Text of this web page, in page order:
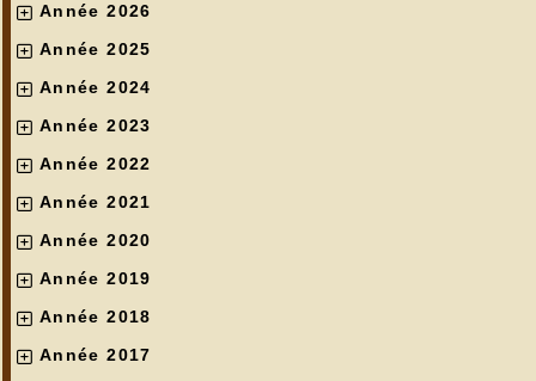
Année 2026
Année 2025
Année 2024
Année 2023
Année 2022
Année 2021
Année 2020
Année 2019
Année 2018
Année 2017